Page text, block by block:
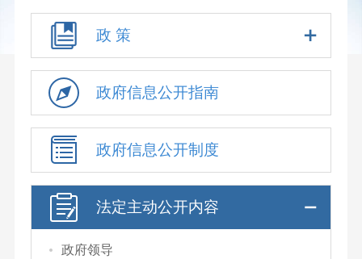
政 策
政府信息公开指南
政府信息公开制度
法定主动公开内容
政府领导